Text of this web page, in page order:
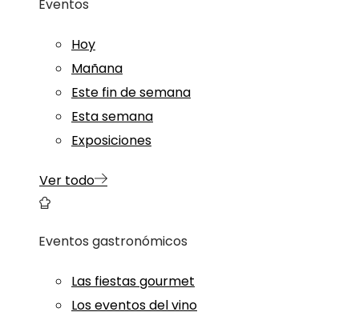
Eventos
Hoy
Mañana
Este fin de semana
Esta semana
Exposiciones
Ver todo
Eventos gastronómicos
Las fiestas gourmet
Los eventos del vino